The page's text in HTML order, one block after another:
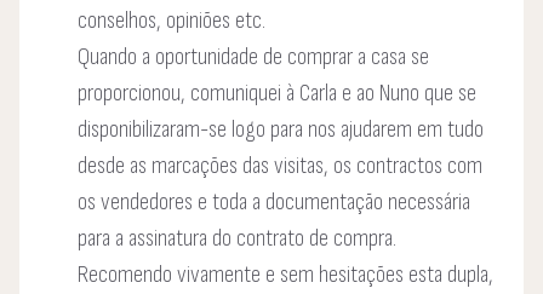
conselhos, opiniões etc.
Quando a oportunidade de comprar a casa se
proporcionou, comuniquei à Carla e ao Nuno que se
disponibilizaram-se logo para nos ajudarem em tudo
desde as marcações das visitas, os contractos com
os vendedores e toda a documentação necessária
para a assinatura do contrato de compra.
Recomendo vivamente e sem hesitações esta dupla,